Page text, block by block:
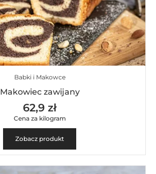
Babki i Makowce
Makowiec zawijany
62,9 zł
Cena za kilogram
Zobacz produkt